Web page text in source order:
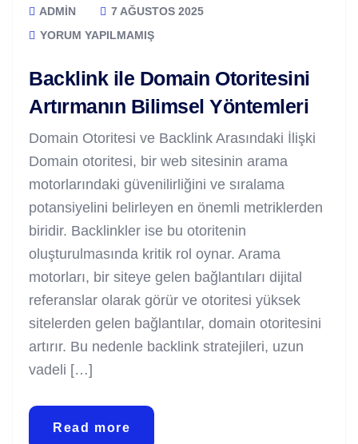
ADMIN
7 AĞUSTOS 2025
YORUM YAPILMAMIŞ
Backlink ile Domain Otoritesini
Artırmanın Bilimsel Yöntemleri
Domain Otoritesi ve Backlink Arasındaki İlişki
Domain otoritesi, bir web sitesinin arama
motorlarındaki güvenilirliğini ve sıralama
potansiyelini belirleyen en önemli metriklerden
biridir. Backlinkler ise bu otoritenin
oluşturulmasında kritik rol oynar. Arama
motorları, bir siteye gelen bağlantıları dijital
referanslar olarak görür ve otoritesi yüksek
sitelerden gelen bağlantılar, domain otoritesini
artırır. Bu nedenle backlink stratejileri, uzun
vadeli […]
Read more